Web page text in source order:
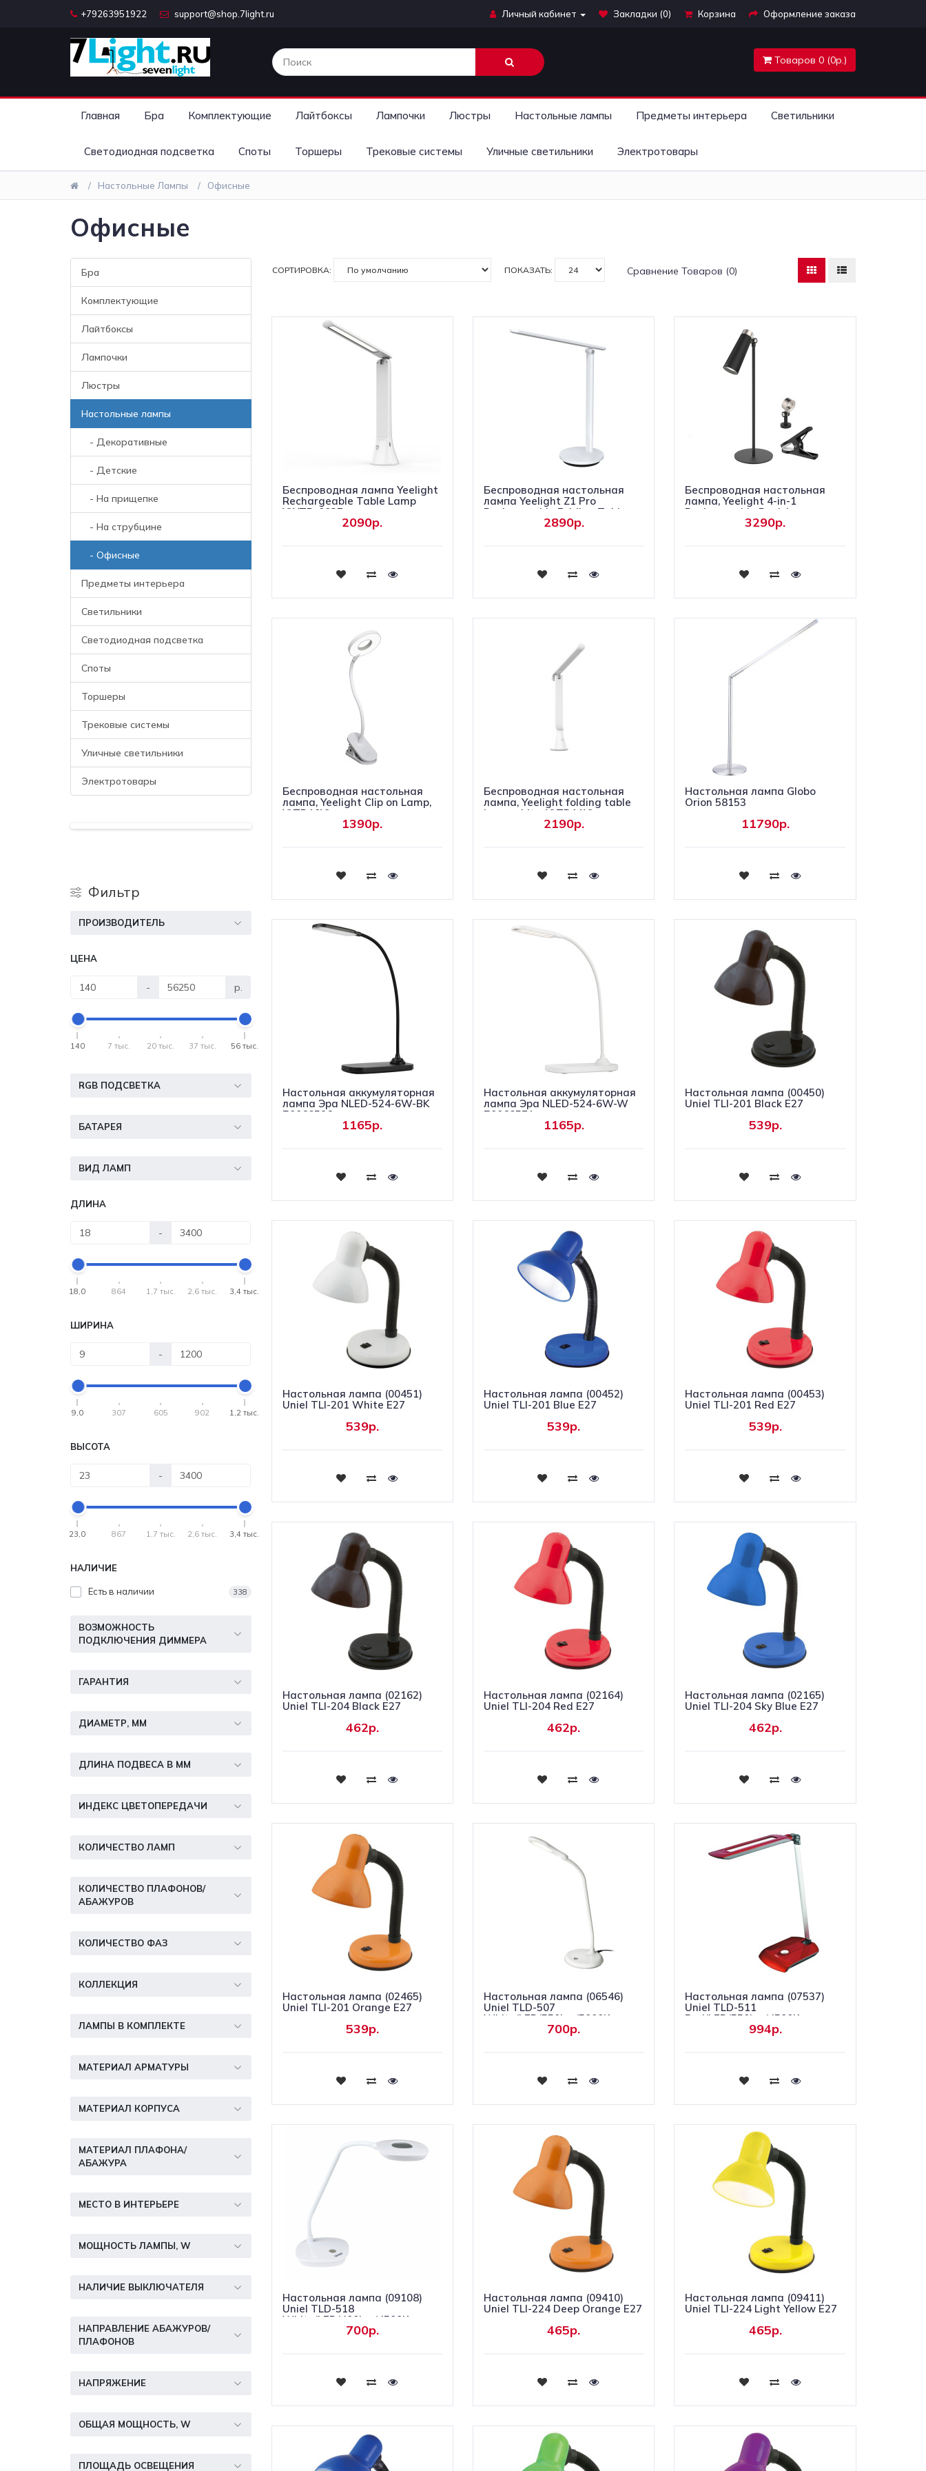
+79263951922 support@shop.7light.ru Личный кабинет Закладки (0) Корзина Оформление заказа
Товаров 0 (0р.)
Главная Бра Комплектующие Лайтбоксы Лампочки Люстры Настольные лампы Предметы интерьера Светильники
Светодиодная подсветка Споты Торшеры Трековые системы Уличные светильники Электротовары
Настольные Лампы Офисные
Офисные
Бра
Комплектующие
Лайтбоксы
Лампочки
Люстры
Настольные лампы
- Декоративные
- Детские
- На прищепке
- На струбцине
- Офисные
Предметы интерьера
Светильники
Светодиодная подсветка
Споты
Торшеры
Трековые системы
Уличные светильники
Электротовары
Фильтр
ПРОИЗВОДИТЕЛЬ
ЦЕНА
- р.
140 7 тыс. 20 тыс. 37 тыс. 56 тыс.
RGB ПОДСВЕТКА
БАТАРЕЯ
ВИД ЛАМП
ДЛИНА
-
18,0 864 1,7 тыс. 2,6 тыс. 3,4 тыс.
ШИРИНА
-
9,0 307 605 902 1,2 тыс.
ВЫСОТА
-
23,0 867 1,7 тыс. 2,6 тыс. 3,4 тыс.
НАЛИЧИЕ
Есть в наличии 338
ВОЗМОЖНОСТЬ
ПОДКЛЮЧЕНИЯ ДИММЕРА
ГАРАНТИЯ
ДИАМЕТР, ММ
ДЛИНА ПОДВЕСА В ММ
ИНДЕКС ЦВЕТОПЕРЕДАЧИ
КОЛИЧЕСТВО ЛАМП
КОЛИЧЕСТВО ПЛАФОНОВ/
АБАЖУРОВ
КОЛИЧЕСТВО ФАЗ
КОЛЛЕКЦИЯ
ЛАМПЫ В КОМПЛЕКТЕ
МАТЕРИАЛ АРМАТУРЫ
МАТЕРИАЛ КОРПУСА
МАТЕРИАЛ ПЛАФОНА/
АБАЖУРА
МЕСТО В ИНТЕРЬЕРЕ
МОЩНОСТЬ ЛАМПЫ, W
НАЛИЧИЕ ВЫКЛЮЧАТЕЛЯ
НАПРАВЛЕНИЕ АБАЖУРОВ/
ПЛАФОНОВ
НАПРЯЖЕНИЕ
ОБЩАЯ МОЩНОСТЬ, W
ПЛОЩАДЬ ОСВЕЩЕНИЯ
СОРТИРОВКА: ПОКАЗАТЬ: Сравнение Товаров (0)
Беспроводная лампа Yeelight
Rechargeable Table Lamp
YLYTD-0027
2090р.
Купить
Беспроводная настольная
лампа Yeelight Z1 Pro
Rechargeable Folding Table
2890р.
Купить
Беспроводная настольная
лампа, Yeelight 4-in-1
Rechargeable Desk Lamp,
YLYTD-00113290р.
Купить
Беспроводная настольная
лампа, Yeelight Clip on Lamp,
YLTD10YL
1390р.
Купить
Беспроводная настольная
лампа, Yeelight folding table
lamp white, YLTD11YL
2190р.
Купить
Наcтольная лампа Globo
Orion 58153
11790р.
Купить
Настольная аккумуляторная
лампа Эра NLED-524-6W-BK
Б0068596
1165р.
Купить
Настольная аккумуляторная
лампа Эра NLED-524-6W-W
Б0068571
1165р.
Купить
Настольная лампа (00450)
Uniel TLI-201 Black E27
539р.
Купить
Настольная лампа (00451)
Uniel TLI-201 White E27
539р.
Купить
Настольная лампа (00452)
Uniel TLI-201 Blue E27
539р.
Купить
Настольная лампа (00453)
Uniel TLI-201 Red E27
539р.
Купить
Настольная лампа (02162)
Uniel TLI-204 Black E27
462р.
Купить
Настольная лампа (02164)
Uniel TLI-204 Red E27
462р.
Купить
Настольная лампа (02165)
Uniel TLI-204 Sky Blue E27
462р.
Купить
Настольная лампа (02465)
Uniel TLI-201 Orange E27
539р.
Купить
Настольная лампа (06546)
Uniel TLD-507
White/LED/550Lm/5000K
700р.
Купить
Настольная лампа (07537)
Uniel TLD-511
Red/LED/550Lm/4500K
994р.
Купить
Настольная лампа (09108)
Uniel TLD-518
White/LED/400Lm/4500K
700р.
Купить
Настольная лампа (09410)
Uniel TLI-224 Deep Orange E27
465р.
Купить
Настольная лампа (09411)
Uniel TLI-224 Light Yellow E27
465р.
Купить